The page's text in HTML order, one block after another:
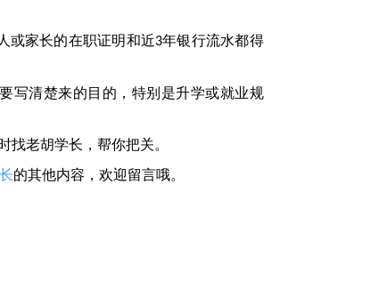
或家长的在职证明和近3年银行流水都得
写清楚来的目的，特别是升学或就业规
找老胡学长 ，帮你把关。
的其他内容，欢迎留言哦。